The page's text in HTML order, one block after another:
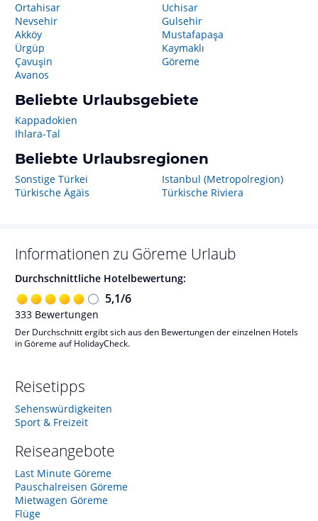
Ortahisar
Nevsehir
Akköy
Ürgüp
Çavuşin
Avanos
Uchisar
Gulsehir
Mustafapaşa
Kaymaklı
Göreme
Beliebte Urlaubsgebiete
Kappadokien
Ihlara-Tal
Beliebte Urlaubsregionen
Sonstige Türkei
Türkische Ägäis
Istanbul (Metropolregion)
Türkische Riviera
Informationen zu Göreme Urlaub
Durchschnittliche Hotelbewertung:
5,1/6
333 Bewertungen
Der Durchschnitt ergibt sich aus den Bewertungen der einzelnen Hotels
in Göreme auf HolidayCheck.
Reisetipps
Sehenswürdigkeiten
Sport & Freizeit
Reiseangebote
Last Minute Göreme
Pauschalreisen Göreme
Mietwagen Göreme
Flüge